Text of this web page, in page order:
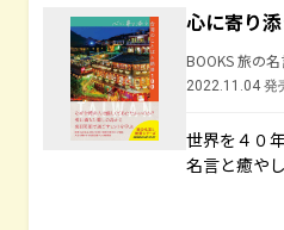
心に寄り
BOOKS 旅の
2022.11.04 発
世界を４０
名言と癒や